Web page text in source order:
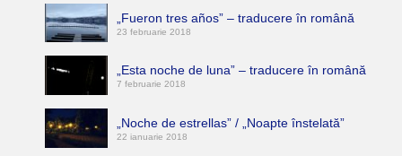
„Fueron tres años” – traducere în română
23 februarie 2018
„Esta noche de luna” – traducere în română
7 februarie 2018
„Noche de estrellas” / „Noapte înstelată”
22 ianuarie 2018